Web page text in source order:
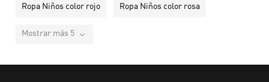
Ropa Niños color rojo Ropa Niños color rosa
Mostrar más 5